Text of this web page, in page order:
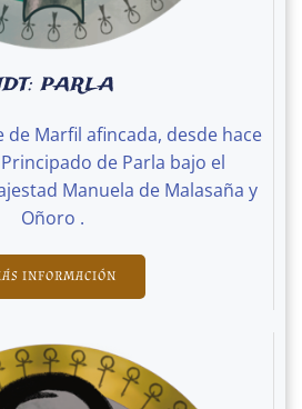
PARLA
de Marfil afincada, desde hace
de Parla bajo el
Manuela de Malasaña y
Oñoro .
INFORMACIÓN